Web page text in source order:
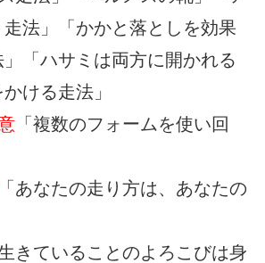
走法」「かかと落としを効果
「ハサミは両方に開かれる
ける走法」
「複数のフォームを使い回
「あなたの走り方は、あなたの
きていることのよろこびは身